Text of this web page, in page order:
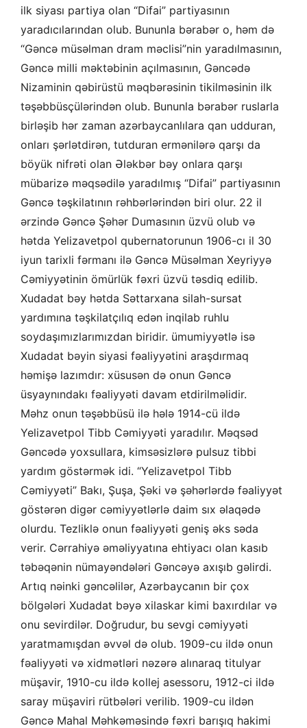
ilk siyası partiya olan “Difai” partiyasının
yaradıcılarından olub. Bununla bərabər o, həm də
“Gəncə müsəlman dram məclisi”nin yaradılmasının,
Gəncə milli məktəbinin açılmasının, Gəncədə
Nizaminin qəbirüstü məqbərəsinin tikilməsinin ilk
təşəbbüsçülərindən olub. Bununla bərabər ruslarla
birləşib hər zaman azərbaycanlılara qan udduran,
onları şərlətdirən, tutduran ermənilərə qarşı da
böyük nifrəti olan Ələkbər bəy onlara qarşı
mübarizə məqsədilə yaradılmış “Difai” partiyasının
Gəncə təşkilatının rəhbərlərindən biri olur. 22 il
ərzində Gəncə Şəhər Dumasının üzvü olub və
hətda Yelizavetpol qubernatorunun 1906-cı il 30
iyun tarixli fərmanı ilə Gəncə Müsəlman Xeyriyyə
Cəmiyyətinin ömürlük fəxri üzvü təsdiq edilib.
Xudadat bəy hətda Səttarxana silah-sursat
yardımına təşkilatçılıq edən inqilab ruhlu
soydaşımızlarımızdan biridir. ümumiyyətlə isə
Xudadat bəyin siyasi fəaliyyətini araşdırmaq
həmişə lazımdır: xüsusən də onun Gəncə
üsyaynındakı fəaliyyəti davam etdirilməlidir.
Məhz onun təşəbbüsü ilə hələ 1914-cü ildə
Yelizavetpol Tibb Cəmiyyəti yaradılır. Məqsəd
Gəncədə yoxsullara, kimsəsizlərə pulsuz tibbi
yardım göstərmək idi. “Yelizavetpol Tibb
Cəmiyyəti” Bakı, Şuşa, Şəki və şəhərlərdə fəaliyyət
göstərən digər cəmiyyətlərlə daim sıx əlaqədə
olurdu. Tezliklə onun fəaliyyəti geniş əks səda
verir. Cərrahiyə əməliyyatına ehtiyacı olan kasıb
təbəqənin nümayəndələri Gəncəyə axışıb gəlirdi.
Artıq nəinki gəncəlilər, Azərbaycanın bir çox
bölgələri Xudadat bəyə xilaskar kimi baxırdılar və
onu sevirdilər. Doğrudur, bu sevgi cəmiyyəti
yaratmamışdan əvvəl də olub. 1909-cu ildə onun
fəaliyyəti və xidmətləri nəzərə alınaraq titulyar
müşavir, 1910-cu ildə kollej asessoru, 1912-ci ildə
saray müşaviri rütbələri verilib. 1909-cu ildən
Gəncə Mahal Məhkəməsində fəxri barışıq hakimi